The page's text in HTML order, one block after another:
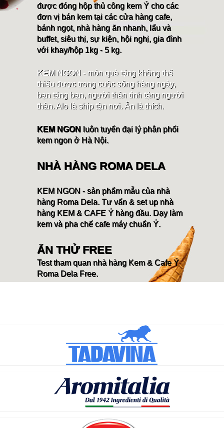
được đóng hộp thủ công kem Ý cho các
đơn vị bán kem tại các cửa hàng cafe,
bánh ngọt, nhà hàng ăn nhanh, lẩu và
buffet, siêu thị, sự kiện, hội nghị, gia đình
với khay/hộp 1kg - 5 kg.
KEM NGON - món quà tặng không thể
thiếu được trong cuộc sống hàng ngày,
bạn tặng bạn, người thân tình tặng người
thân. Alo là ship tận nơi. Ăn là thích.
KEM NGON luôn tuyển đại lý phân phối
kem ngon ở Hà Nội.
NHÀ HÀNG ROMA DELA
KEM NGON - sản phẩm mẫu của nhà
hàng Roma Dela. Tư vấn & set up nhà
hàng KEM & CAFE Ý hàng đầu. Dạy làm
kem và pha chế cafe máy chuẩn Ý.
ĂN THỬ FREE
Test tham quan nhà hàng Kem & Cafe Ý
Roma Dela Free.